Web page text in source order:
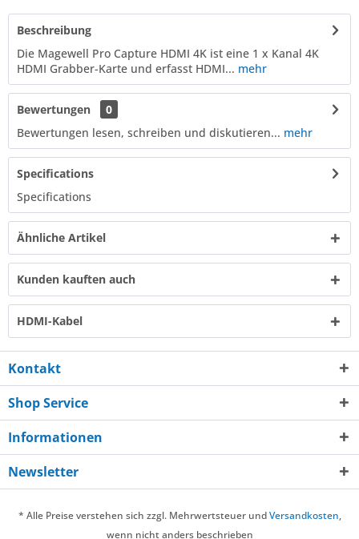
Beschreibung
Die Magewell Pro Capture HDMI 4K ist eine 1 x Kanal 4K
HDMI Grabber-Karte und erfasst HDMI... mehr
Bewertungen
0
Bewertungen lesen, schreiben und diskutieren... mehr
Specifications
Specifications​
Ähnliche Artikel
Kunden kauften auch
HDMI-Kabel
Kontakt
Shop Service
Informationen
Newsletter
* Alle Preise verstehen sich zzgl. Mehrwertsteuer undVersandkosten,
wenn nicht anders beschrieben